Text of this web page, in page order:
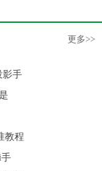
更多>>
影手
教程